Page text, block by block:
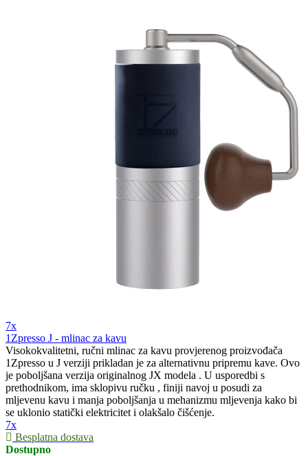
7x
1Zpresso J - mlinac za kavu
Visokokvalitetni, ručni mlinac za kavu provjerenog proizvođača
1Zpresso u J verziji prikladan je za alternativnu pripremu kave. Ovo
je poboljšana verzija originalnog JX modela . U usporedbi s
prethodnikom, ima sklopivu ručku , finiji navoj u posudi za
mljevenu kavu i manja poboljšanja u mehanizmu mljevenja kako bi
se uklonio statički elektricitet i olakšalo čišćenje.
7x
Besplatna dostava
Dostupno